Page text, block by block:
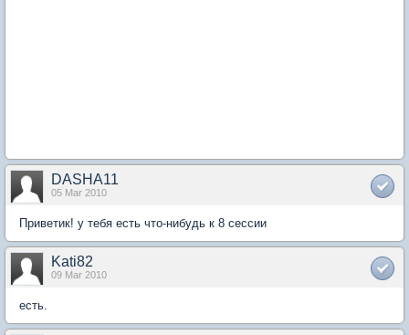
DASHA11
05 Mar 2010
Приветик! у тебя есть что-нибудь к 8 сессии
Kati82
09 Mar 2010
есть.